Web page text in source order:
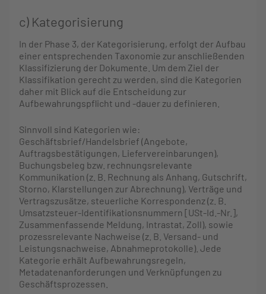
c) Kategorisierung
In der Phase 3, der Kategorisierung, erfolgt der Aufbau
einer entsprechenden Taxonomie zur anschließenden
Klassifizierung der Dokumente. Um dem Ziel der
Klassifikation gerecht zu werden, sind die Kategorien
daher mit Blick auf die Entscheidung zur
Aufbewahrungspflicht und -dauer zu definieren.
Sinnvoll sind Kategorien wie:
Geschäftsbrief/Handelsbrief (Angebote,
Auftragsbestätigungen, Liefervereinbarungen),
Buchungsbeleg bzw. rechnungsrelevante
Kommunikation (z. B. Rechnung als Anhang, Gutschrift,
Storno, Klarstellungen zur Abrechnung), Verträge und
Vertragszusätze, steuerliche Korrespondenz (z. B.
Umsatzsteuer-Identifikationsnummern [USt-Id.-Nr.],
Zusammenfassende Meldung, Intrastat, Zoll), sowie
prozessrelevante Nachweise (z. B. Versand- und
Leistungsnachweise, Abnahmeprotokolle). Jede
Kategorie erhält Aufbewahrungsregeln,
Metadatenanforderungen und Verknüpfungen zu
Geschäftsprozessen.